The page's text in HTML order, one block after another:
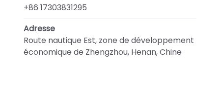
+86 17303831295
Adresse
Route nautique Est, zone de développement
économique de Zhengzhou, Henan, Chine